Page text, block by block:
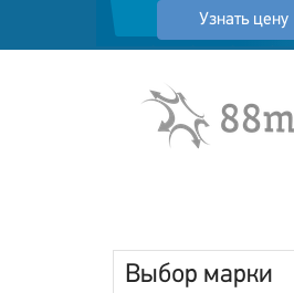
Узнать цену
Выбор марки